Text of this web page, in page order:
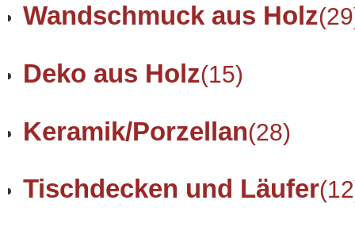
Wandschmuck aus Holz
Deko aus Holz(15)
Keramik/Porzellan(28)
Tischdecken und Läufer